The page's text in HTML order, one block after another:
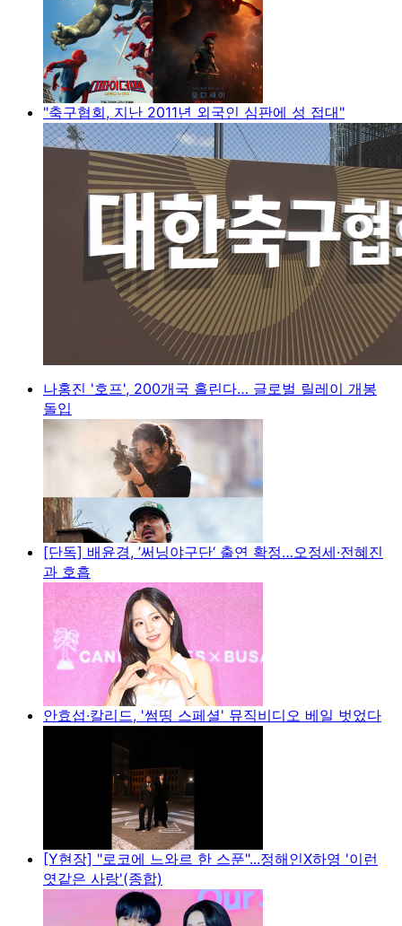
"축구협회, 지난 2011년 외국인 심판에 성 접대"
나홍진 '호프', 200개국 홀린다… 글로벌 릴레이 개봉
돌입
[단독] 배윤경, ’써닝야구단‘ 출연 확정…오정세·전혜진
과 호흡
안효섭·칼리드, '썸띵 스페셜' 뮤직비디오 베일 벗었다
[Y현장] "로코에 느와르 한 스푼"...정해인X하영 '이런
엿같은 사랑'(종합)